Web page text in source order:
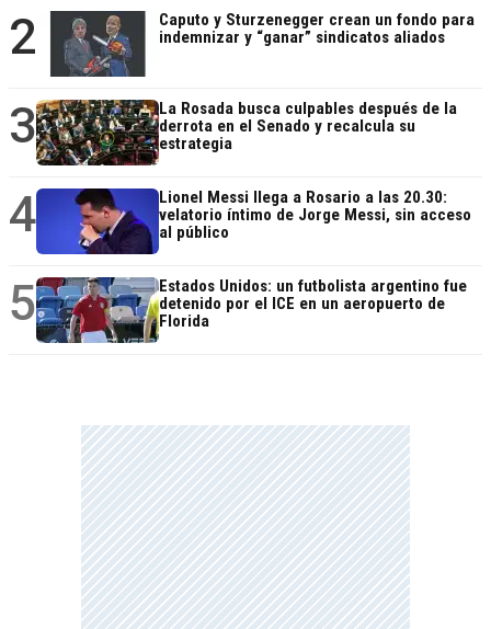
2
Caputo y Sturzenegger crean un fondo para
indemnizar y “ganar” sindicatos aliados
3
La Rosada busca culpables después de la
derrota en el Senado y recalcula su
estrategia
4
Lionel Messi llega a Rosario a las 20.30:
velatorio íntimo de Jorge Messi, sin acceso
al público
5
Estados Unidos: un futbolista argentino fue
detenido por el ICE en un aeropuerto de
Florida